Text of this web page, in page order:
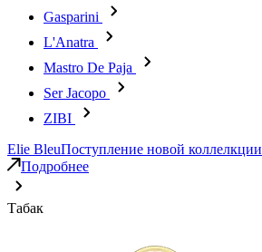
Gasparini
L'Anatra
Mastro De Paja
Ser Jacopo
ZIBI
Elie BleuПоступление новой коллелкции
Подробнее
Табак